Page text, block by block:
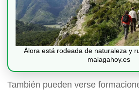
Álora está rodeada de naturaleza y
malagahoy.es
También pueden verse